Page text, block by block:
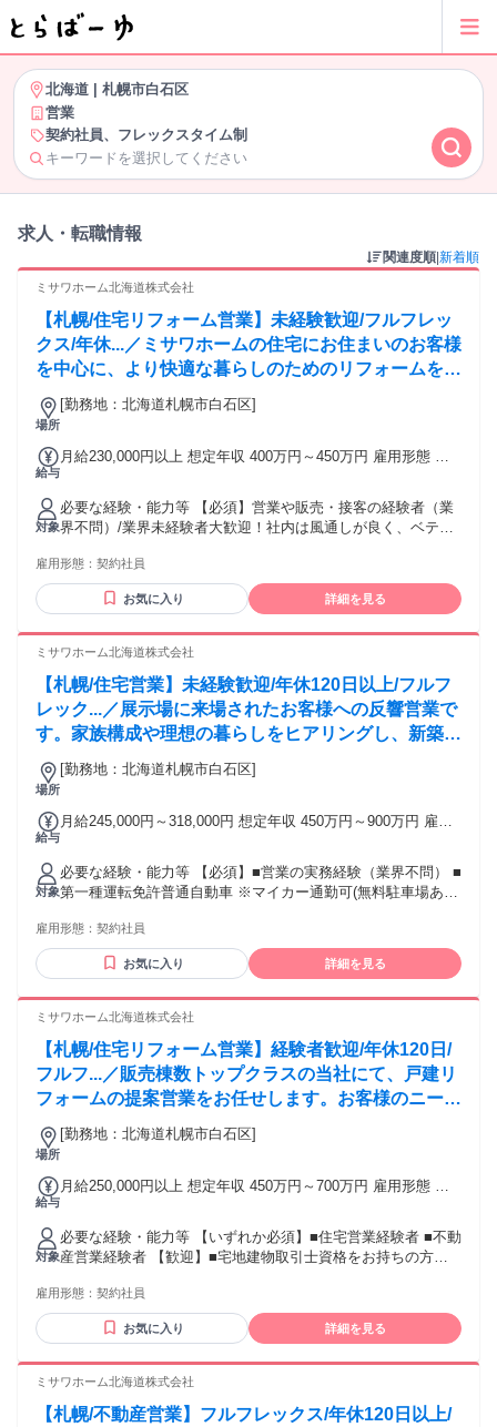
北海道
札幌市白石区
営業
契約社員、フレックスタイム制
キーワードを選択してください
求人・転職情報
関連度順 新着順
ミサワホーム北海道株式会社
【札幌/住宅リフォーム営業】未経験歓迎/フルフレッ
クス/年休...／ミサワホームの住宅にお住まいのお客様
を中心に、より快適な暮らしのためのリフォームを提
案します。グループで共有している営業マニュアル等
充実した研修があるため、未経験でも着実に成長でき
場所
[勤務地：北海道札幌市白石区]
給与
月給230,000円以上 想定年収 400万円～450万円 雇用形態 契
￥230,000～ 基本給￥210,000～ 諸手当￥20,000～￥30,000を
含む/月 ■賞与実績:年2回/計4.8ヶ月（前年度実績） 諸手当：
通勤手当（会社規定に基づき支給）、残業手当（残業時間に
対象
必要な経験・能力等 【必須】営業や販売・接客の経験者（業
界不問）/業界未経験者大歓迎！社内は風通しが良く、ベテラ
経験の方も安心して業務に取り組めます。 【活かせる資格】
施工管理技士/建築士/インテリアコーディネーター/福祉住環
境コーディネーター/宅地建物取引士/ファイナンシャルプラン
自身でスケジュール管理がし易い業務であり、担当エリアが
す。業務時間の調整も可能ですので、育児や介護で制限があ
る方は時短勤務などもご相談ください！ 学歴・資格 学歴：大
学院 大学 高専 短大 専修学校 高校 語学力： 資格：第一種運
転免許普通自動車 インテリアコーディネーター 二級建築士
雇用形態： 契約社員
お気に入り 詳細を見る
ミサワホーム北海道株式会社
【札幌/住宅営業】未経験歓迎/年休120日以上/フルフ
レック...／展示場に来場されたお客様への反響営業で
す。家族構成や理想の暮らしをヒアリングし、新築戸
建の提案から引渡しまで伴走します。入社後は先輩同
行からスタートするため、未経験の方でも安心の環境
場所
[勤務地：北海道札幌市白石区]
給与
月給245,000円～318,000円 想定年収 450万円～900万円 雇用
月給￥245,000～￥318,000 基本給￥225,000～￥288,000 諸手
当￥20,000～￥30,000を含む/月 ■賞与実績:年2回/計4.8ヵ月
（前年度実績） 諸手当：通勤手当（会社規定に基づき支
対象
必要な経験・能力等 【必須】■営業の実務経験（業界不問） ■
第一種運転免許普通自動車 ※マイカー通勤可(無料駐車場あ
文住宅などお客様の夢を叶える、そしてライフプランに寄り
添った住まい提案を行います。 ■プラン提案力や信頼関係構
築力を活かして活躍できます。 ■カーディーラー・保険業界
す。 ■賞与実績4.8か月、資格取得支援や報奨金制度、退職金
が整っています。 学歴・資格 学歴：大学院 大学 高専 短大 専
修学校 高校 語学力： 資格：第一種運転免許普通自動車 宅地
建物取引士
雇用形態： 契約社員
お気に入り 詳細を見る
ミサワホーム北海道株式会社
【札幌/住宅リフォーム営業】経験者歓迎/年休120日/
フルフ...／販売棟数トップクラスの当社にて、戸建リ
フォームの提案営業をお任せします。お客様のニーズ
に合わせた企画提案から工事管理、アフターフォロー
まで一貫して担当し、住まいの価値を高めるやりがい
場所
[勤務地：北海道札幌市白石区]
給与
月給250,000円以上 想定年収 450万円～700万円 雇用形態 契
￥250,000～ 基本給￥230,000～ 諸手当￥20,000～￥30,000を
含む/月 ■賞与実績:年2回/計4.8ヵ月（前年度実績） 諸手当：
通勤手当（会社規定に基づき支給）、残業手当（残業時間に
対象
必要な経験・能力等 【いずれか必須】■住宅営業経験者 ■不動
産営業経験者 【歓迎】■宅地建物取引士資格をお持ちの方
ーター/福祉住環境コーディネーター/宅地建物取引士/ファイ
ナンシャルプランナー/カラーコーディネーター等【ワークラ
イフバランス】ご自身でスケジュール管理がし易い業務であ
の両立が可能です。業務時間の調整も可能ですので、育児や
歴・資格 学歴：大学院 大学 高専 短大 専修学校 高校 語学
雇用形態： 契約社員
お気に入り 詳細を見る
ミサワホーム北海道株式会社
【札幌/不動産営業】フルフレックス/年休120日以上/